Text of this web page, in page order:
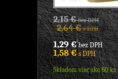
2,15 €bez DPH
2,64 €s DPH
1,29 €bez DPH
1,58 €s DPH
Skladom viac ako 60 ks